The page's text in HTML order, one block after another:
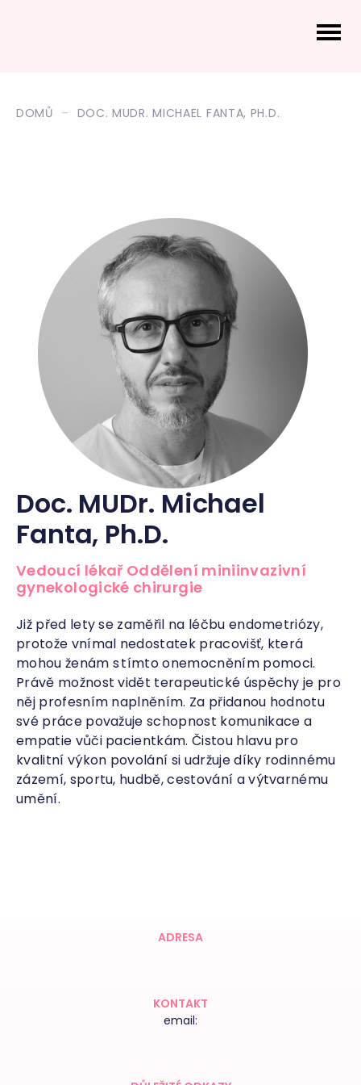
DOMŮ DOC. MUDR. MICHAEL FANTA, PH.D.
Doc. MUDr. Michael
Fanta, Ph.D.
Vedoucí lékař Oddělení miniinvazivní
gynekologické chirurgie
Již před lety se zaměřil na léčbu endometriózy,
protože vnímal nedostatek pracovišť, která
mohou ženám s tímto onemocněním pomoci.
Právě možnost vidět terapeutické úspěchy je pro
něj profesním naplněním. Za přidanou hodnotu
své práce považuje schopnost komunikace a
empatie vůči pacientkám. Čistou hlavu pro
kvalitní výkon povolání si udržuje díky rodinnému
zázemí, sportu, hudbě, cestování a výtvarnému
umění.
ADRESA
KONTAKT
email: